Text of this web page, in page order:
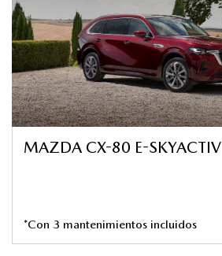
MAZDA CX-80 E-SKYACTIV
*Con 3 mantenimientos incluidos